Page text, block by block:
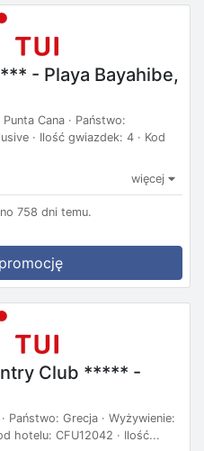
- Playa Bayahibe,
Cana · Państwo:
· Ilość gwiazdek: 4 · Kod
więcej
758 dni temu.
Club ***** -
Państwo: Grecja · Wyżywienie:
hotelu: CFU12042 · Ilość...